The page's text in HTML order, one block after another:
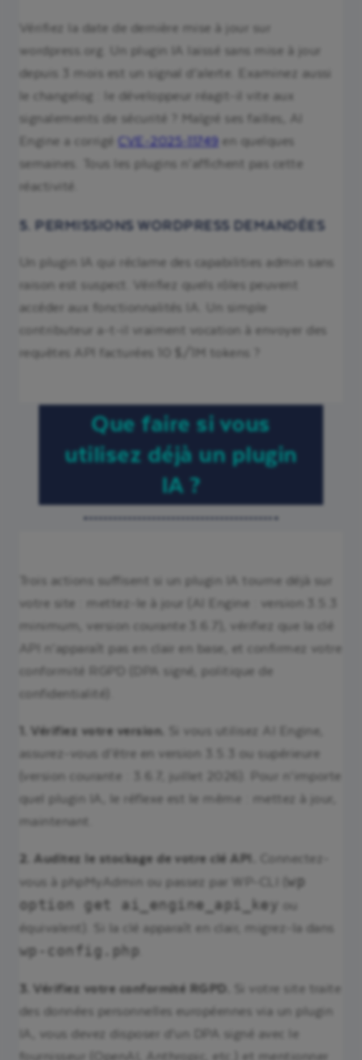
Vérifiez la date de dernière mise à jour sur
wordpress.org. Un plugin IA laissé sans mise à jour
depuis 3 mois est un signal d’alerte. Examinez aussi
le changelog : le développeur réagit-il vite aux
signalements de sécurité ? Malgré ses failles, AI
Engine a corrigé CVE-2025-11749 en quelques
semaines. Tous les plugins n’affichent pas cette
réactivité.
5. PERMISSIONS WORDPRESS DEMANDÉES
Un plugin IA qui réclame des capabilities admin sans
raison est suspect. Vérifiez quels rôles peuvent
accéder aux fonctionnalités IA. Un simple
contributeur a-t-il vraiment vocation à envoyer des
requêtes API facturées 10 $/1M tokens ?
Que faire si vous
utilisez déjà un plugin
IA ?
Trois actions suffisent si un plugin IA tourne déjà sur
votre site : mettez-le à jour (AI Engine : version 3.5.3
minimum, version courante 3.6.7), vérifiez que la clé
API n’apparaît pas en clair en base, et confirmez votre
conformité RGPD (DPA signé, politique de
confidentialité).
1. Vérifiez votre version.
Si vous utilisez AI Engine,
assurez-vous d’être en version 3.5.3 ou supérieure
(version courante : 3.6.7, juillet 2026). Pour n’importe
quel plugin IA, le réflexe est le même : mettez à jour,
maintenant.
2. Auditez le stockage de votre clé API.
Connectez-
vous à phpMyAdmin ou passez par WP-CLI ( wp
option get ai_engine_api_key
ou
équivalent). Si la clé apparaît en clair, migrez-la dans
wp-config.php
3. Vérifiez votre conformité RGPD.
Si votre site traite
des données personnelles européennes via un plugin
IA, vous devez disposer d’un DPA signé avec le
fournisseur (OpenAI, Anthropic, etc.) et mentionner